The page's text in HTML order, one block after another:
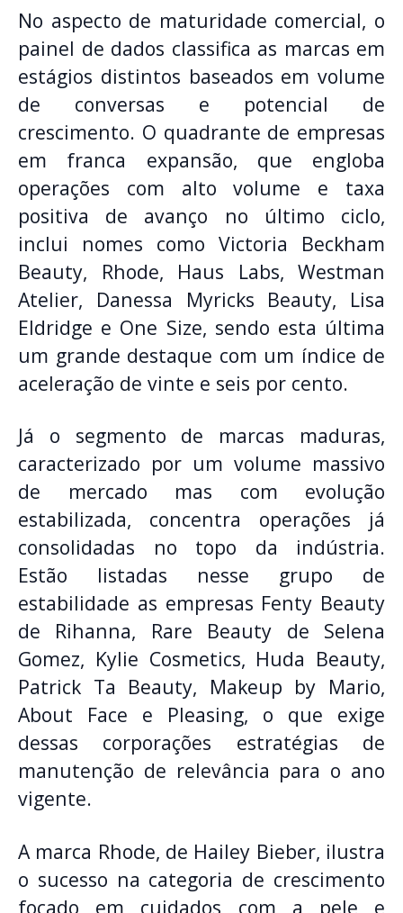
No aspecto de maturidade comercial, o
painel de dados classifica as marcas em
estágios distintos baseados em volume
de conversas e potencial de
crescimento. O quadrante de empresas
em franca expansão, que engloba
operações com alto volume e taxa
positiva de avanço no último ciclo,
inclui nomes como Victoria Beckham
Beauty, Rhode, Haus Labs, Westman
Atelier, Danessa Myricks Beauty, Lisa
Eldridge e One Size, sendo esta última
um grande destaque com um índice de
aceleração de vinte e seis por cento.
Já o segmento de marcas maduras,
caracterizado por um volume massivo
de mercado mas com evolução
estabilizada, concentra operações já
consolidadas no topo da indústria.
Estão listadas nesse grupo de
estabilidade as empresas Fenty Beauty
de Rihanna, Rare Beauty de Selena
Gomez, Kylie Cosmetics, Huda Beauty,
Patrick Ta Beauty, Makeup by Mario,
About Face e Pleasing, o que exige
dessas corporações estratégias de
manutenção de relevância para o ano
vigente.
A marca Rhode, de Hailey Bieber, ilustra
o sucesso na categoria de crescimento
focado em cuidados com a pele e